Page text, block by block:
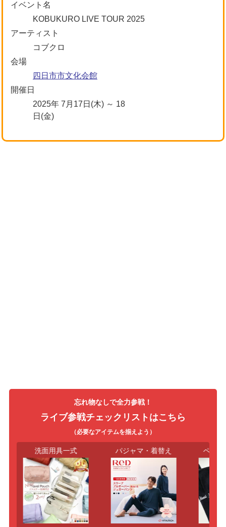
イベント名
KOBUKURO LIVE TOUR 2025
アーティスト
コブクロ
会場
四日市市文化会館
開催日
2025年 7月17日(木) ～ 18
日(金)
忘れ物なしで全力参戦！
ライブ参戦チェックリストはこちら
（必要なアイテムを揃えよう）
ショルダーバッグ 洗面用具一式 パジ